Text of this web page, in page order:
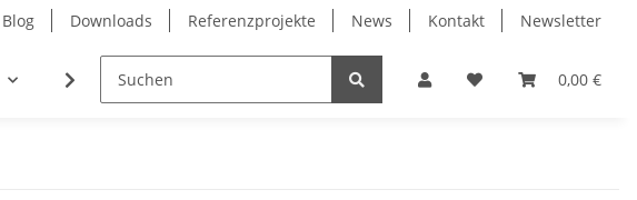
Blog Downloads Referenzprojekte News Kontakt Newsletter
0,00 €
Elektro Lagertechnik Lineartechnik